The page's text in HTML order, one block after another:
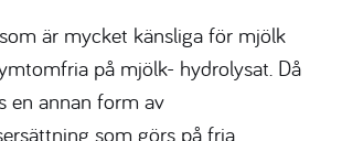
är mycket känsliga för mjölk
på mjölk- hydrolysat. Då
en annan form av
som görs på fria